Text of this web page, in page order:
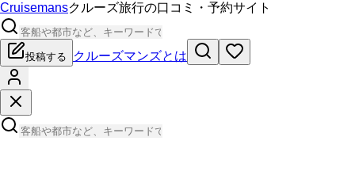
Cruisemansクルーズ旅行の口コミ・予約サイト
投稿する クルーズマンズとは